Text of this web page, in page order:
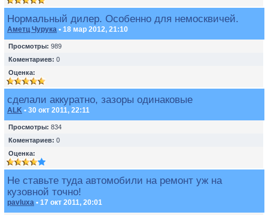
Нормальный дилер. Особенно для немосквичей.
Аметц Чурука • 18 мар 2012, 21:10
Просмотры: 989
Коментариев: 0
Оценка:
сделали аккуратно, зазоры одинаковые
ALK • 30 окт 2011, 22:11
Просмотры: 834
Коментариев: 0
Оценка:
Не ставьте туда автомобили на ремонт уж на
кузовной точно!
pavluxa • 17 окт 2011, 20:01